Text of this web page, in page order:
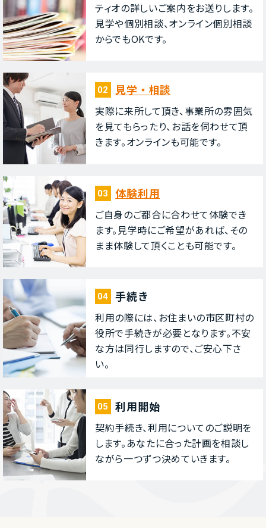
ティオの詳しいご案内をお送りします。
⾒学や個別相談、オンライン個別相談
からでもOKです。
02 ⾒学・相談
実際に来所して頂き、事業所の雰囲気
を⾒てもらったり、お話を伺わせて頂
きます。オンラインも可能です。
03 体験利⽤
ご⾃⾝のご都合に合わせて体験でき
ます。⾒学時にご希望があれば、その
まま体験して頂くことも可能です。
04 ⼿続き
利⽤の際には、お住まいの市区町村の
役所で⼿続きが必要となります。不安
な⽅は同⾏しますので、ご安⼼下さ
い。
05 利⽤開始
契約⼿続き、利⽤についてのご説明を
します。あなたに合った計画を相談し
ながら⼀つずつ決めていきます。